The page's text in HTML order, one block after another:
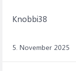
Knobbi38
5. November 2025